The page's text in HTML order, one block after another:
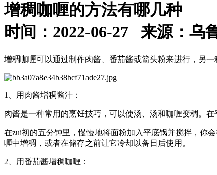
增稠咖喱的方法有哪几种
时间：2022-06-27 来源：乌
增稠咖喱可以通过制作肉酱、番茄酱或箭头粉来进行，另
1、用肉酱增稠酱汁：
肉酱是一种常用的烹饪技巧，可以使汤、汤和咖喱变稠。
在zui初的五分钟里，慢慢地将面粉加入平底锅并搅拌，你
喱中增稠，或者在储存之前让它冷却以备日后使用。
2、用番茄酱增稠咖喱：